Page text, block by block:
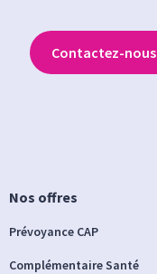
Nos offres
Prévoyance CAP
Complémentaire Santé
Contactez-nous